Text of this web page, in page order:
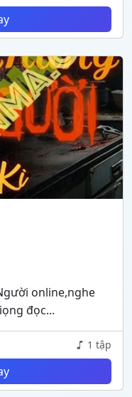
online,nghe
đọc...
1 tập